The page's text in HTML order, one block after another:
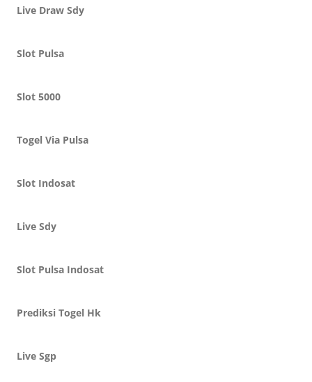
Live Draw Sdy
Slot Pulsa
Slot 5000
Togel Via Pulsa
Slot Indosat
Live Sdy
Slot Pulsa Indosat
Prediksi Togel Hk
Live Sgp